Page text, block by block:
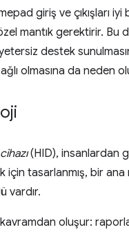
giriş ve çıkışları iyi
mantık gerektirir. Bu
destek
olmasına da neden
(HID), insanlardan
için tasarlanmış, bir
vardır.
oluşur: